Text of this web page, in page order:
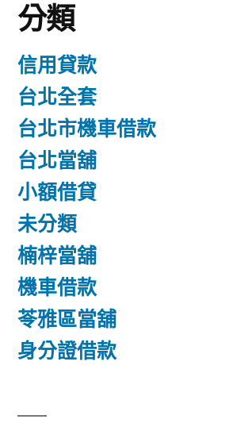
分類
信用貸款
台北全套
台北市機車借款
台北當舖
小額借貸
未分類
楠梓當舖
機車借款
苓雅區當舖
身分證借款